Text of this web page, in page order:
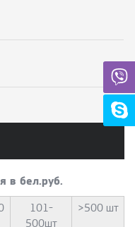
в бел.руб.
101-
500шт
>500 шт